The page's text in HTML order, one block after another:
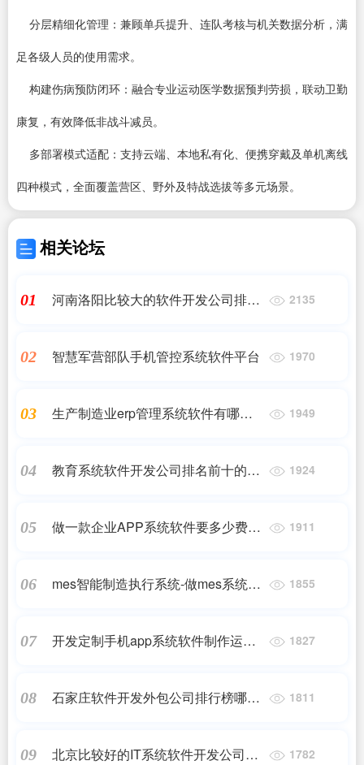
分层精细化管理：兼顾单兵提升、连队考核与机关数据分析，满
足各级人员的使用需求。
构建伤病预防闭环：融合专业运动医学数据预判劳损，联动卫勤
康复，有效降低非战斗减员。
多部署模式适配：支持云端、本地私有化、便携穿戴及单机离线
四种模式，全面覆盖营区、野外及特战选拔等多元场景。
相关论坛
01
河南洛阳比较大的软件开发公司排行
2135
02 智慧军营部队手机管控系统软件平台 1970
03
生产制造业erp管理系统软件有哪些
1949
04
教育系统软件开发公司排名前十的有
1924
05
做一款企业APP系统软件要多少费
1911
06
mes智能制造执行系统-做mes系统软
1855
07
开发定制手机app系统软件制作运营
1827
08
石家庄软件开发外包公司排行榜哪家
1811
09
北京比较好的IT系统软件开发公司有
1782